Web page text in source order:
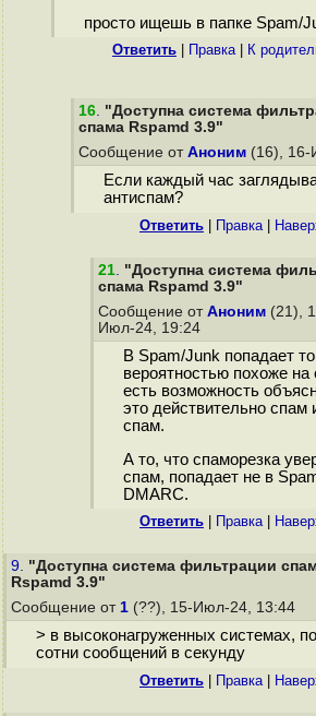
просто ищешь в папке Spam/
Ответить Правка| К
16. "Доступна система
спама Rspamd 3.9"
Сообщение от Аноним (16),
Если каждый час
антиспам?
Ответить Правка|
21. "Доступна система
спама Rspamd 3.9"
Сообщение от Аноним (21),
Июл-24, 19:24
В Spam/Junk попадает
вероятностью похоже
есть возможность
это действительно спам
спам.
А то, что спаморезка
спам, попадает не в
DMARC.
Ответить Правка|
9. "Доступна система фильтрации
Rspamd 3.9"
Сообщение от 1 (??), 15-Июл-24, 13:44
> в высоконагруженных системах,
сотни сообщений в секунду
Ответить Правка|